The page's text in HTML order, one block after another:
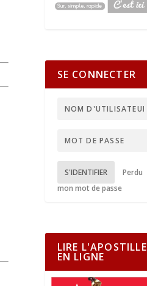
SE CONNECTER
S'IDENTIFIER
Perdu
mon mot de passe
LIRE L'APOSTILLE
EN LIGNE